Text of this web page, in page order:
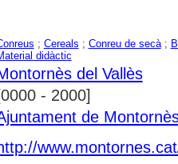
; Cereals ; Conreu de secà;
didàctic
del Vallès
- 2000]
de